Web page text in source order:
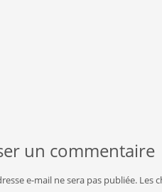
un commentaire
e-mail ne sera pas publiée. Les